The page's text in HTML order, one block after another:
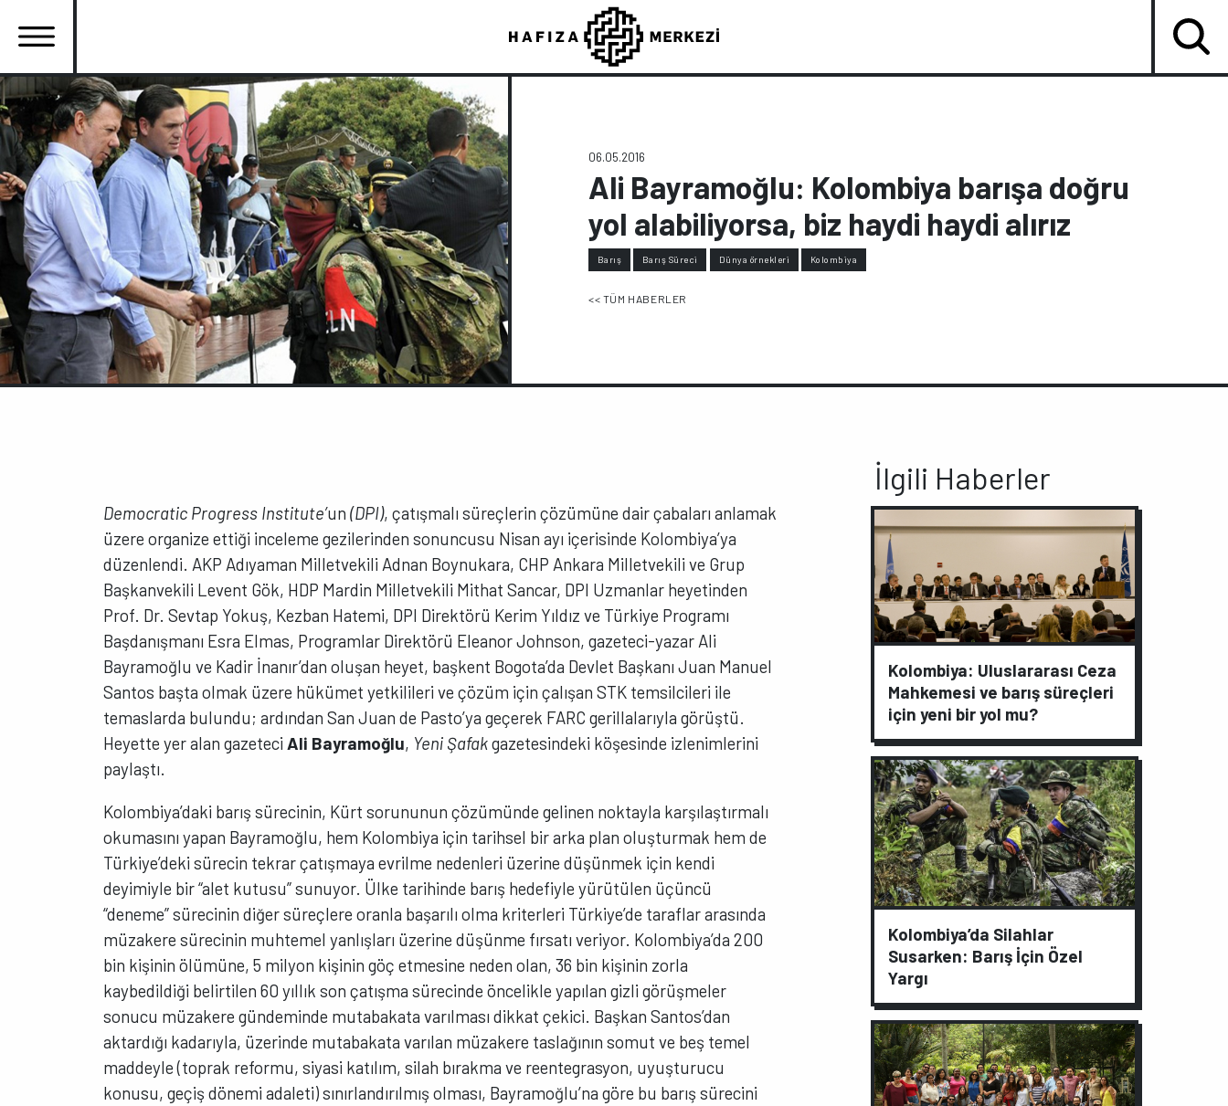
atla
Ana
gezinti
menüsü
06.05.2016
Ali Bayramoğlu: Kolombiya barışa doğru
yol alabiliyorsa, biz haydi haydi alırız
Barış Barış Süreci Dünya örnekleri Kolombiya
<< TÜM HABERLER
Democratic Progress Institute’un (DPI), çatışmalı süreçlerin çözümüne dair çabaları anlamak
üzere organize ettiği inceleme gezilerinden sonuncusu Nisan ayı içerisinde Kolombiya’ya
düzenlendi. AKP Adıyaman Milletvekili Adnan Boynukara, CHP Ankara Milletvekili ve Grup
Başkanvekili Levent Gök, HDP Mardin Milletvekili Mithat Sancar, DPI Uzmanlar heyetinden
Prof. Dr. Sevtap Yokuş, Kezban Hatemi, DPI Direktörü Kerim Yıldız ve Türkiye Programı
Başdanışmanı Esra Elmas, Programlar Direktörü Eleanor Johnson, gazeteci-yazar Ali
Bayramoğlu ve Kadir İnanır’dan oluşan heyet, başkent Bogota’da Devlet Başkanı Juan Manuel
Santos başta olmak üzere hükümet yetkilileri ve çözüm için çalışan STK temsilcileri ile
temaslarda bulundu; ardından San Juan de Pasto’ya geçerek FARC gerillalarıyla görüştü.
Heyette yer alan gazeteci Ali Bayramoğlu, Yeni Şafakgazetesindeki köşesinde izlenimlerini
paylaştı.
Kolombiya’daki barış sürecinin, Kürt sorununun çözümünde gelinen noktayla karşılaştırmalı
okumasını yapan Bayramoğlu, hem Kolombiya için tarihsel bir arka plan oluşturmak hem de
Türkiye’deki sürecin tekrar çatışmaya evrilme nedenleri üzerine düşünmek için kendi
deyimiyle bir “alet kutusu” sunuyor. Ülke tarihinde barış hedefiyle yürütülen üçüncü
“deneme” sürecinin diğer süreçlere oranla başarılı olma kriterleri Türkiye’de taraflar arasında
müzakere sürecinin muhtemel yanlışları üzerine düşünme fırsatı veriyor. Kolombiya’da 200
bin kişinin ölümüne, 5 milyon kişinin göç etmesine neden olan, 36 bin kişinin zorla
kaybedildiği belirtilen 60 yıllık son çatışma sürecinde öncelikle yapılan gizli görüşmeler
sonucu müzakere gündeminde mutabakata varılması dikkat çekici. Başkan Santos’dan
aktardığı kadarıyla, üzerinde mutabakata varılan müzakere taslağının somut ve beş temel
maddeyle (toprak reformu, siyasi katılım, silah bırakma ve reentegrasyon, uyuşturucu
konusu, geçiş dönemi adaleti) sınırlandırılmış olması, Bayramoğlu’na göre bu barış sürecini
İlgili Haberler
Kolombiya: Uluslararası Ceza
Mahkemesi ve barış süreçleri
için yeni bir yol mu?
Kolombiya’da Silahlar
Susarken: Barış İçin Özel
Yargı